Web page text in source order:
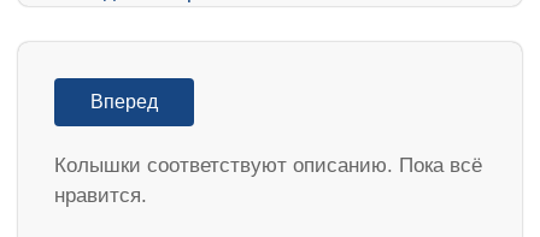
Вперед
Колышки соответствуют описанию. Пока всё
нравится.